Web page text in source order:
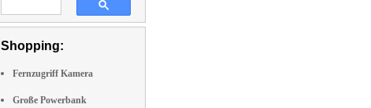
Shopping:
Fernzugriff Kamera
Große Powerbank